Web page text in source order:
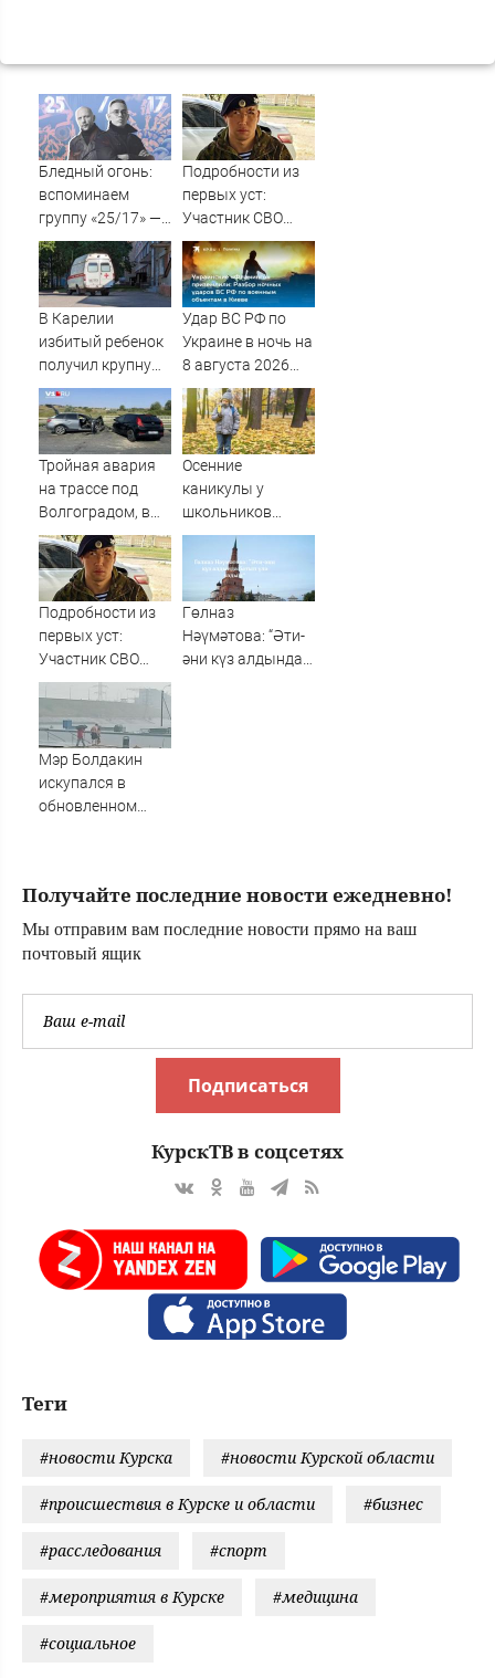
Бледный огонь:
вспоминаем
группу «25/17» —
великую и (часто)
ужасную
Подробности из
первых уст:
Участник СВО
рассказал, что
спасло его в
схватке с
медведем
В Карелии
избитый ребенок
получил крупную
компенсацию от
родителей
обидчика (ВИДЕО)
Удар ВС РФ по
Украине в ночь на
8 августа 2026
года: список
пораженных
целей в Киеве,
удар по Fire Point
Тройная авария
на трассе под
Волгоградом, в
больнице 6
человек — видео
Осенние
каникулы у
школьников
будут длиннее
зимних
Подробности из
первых уст:
Участник СВО
рассказал, что
спасло его в
схватке с
медведем
Гөлназ
Нәүмәтова: “Әти-
әни күз алдында
Мэр Болдакин
искупался в
обновленном
Получайте последние новости ежедневно!
Мы отправим вам последние новости прямо на ваш
почтовый ящик
Подписаться
КурскТВ в соцсетях
Теги
#новости Курска #новости Курской области
#происшествия в Курске и области #бизнес
#расследования #спорт
#мероприятия в Курске #медицина
#социальное